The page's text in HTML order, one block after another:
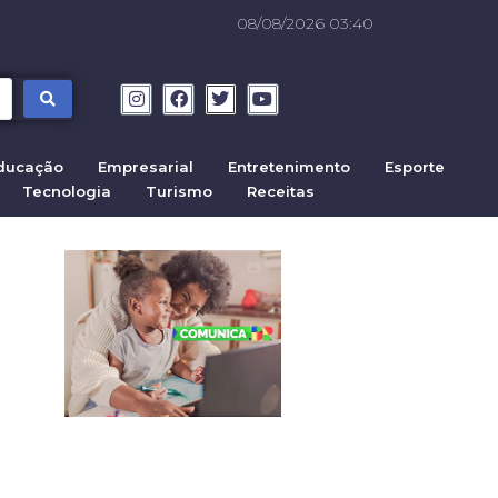
08/08/2026 03:40
Empresarial Entretenimento
Esporte
Tecnologia Turismo Receitas